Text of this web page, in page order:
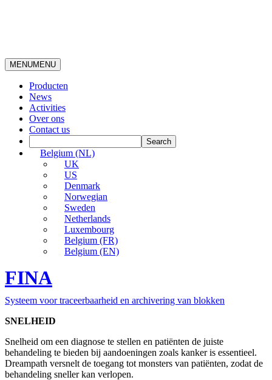
MENUMENU
Producten
News
Activities
Over ons
Contact us
Belgium (NL)
UK
US
Denmark
Norwegian
Sweden
Netherlands
Luxembourg
Belgium (FR)
Belgium (EN)
FINA
Systeem voor traceerbaarheid en archivering van blokken
SNELHEID
Snelheid om een diagnose te stellen en patiënten de juiste
behandeling te bieden bij aandoeningen zoals kanker is essentieel.
Dreampath versnelt de toegang tot monsters van patiënten, zodat de
behandeling sneller kan verlopen.